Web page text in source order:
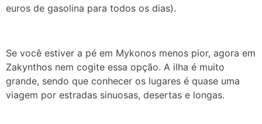
euros de gasolina para todos os dias).
Se você estiver a pé em Mykonos menos pior, agora em
Zakynthos nem cogite essa opção. A ilha é muito
grande, sendo que conhecer os lugares é quase uma
viagem por estradas sinuosas, desertas e longas.